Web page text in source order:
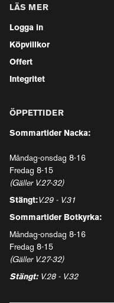
LÄS MER
Logga in
Köpvillkor
Offert
Integritet
ÖPPETTIDER
Sommartider Nacka:
Måndag-onsdag 8-16
Fredag 8-15
(Gäller V.27-32)
Stängt:V.29 - V.31
Sommartider Botkyrka:
Måndag-onsdag 8-16
Fredag 8-15
(Gäller V.27-32)
Stängt: V.28 - V.32